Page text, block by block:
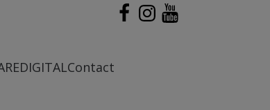
DIGITALContact